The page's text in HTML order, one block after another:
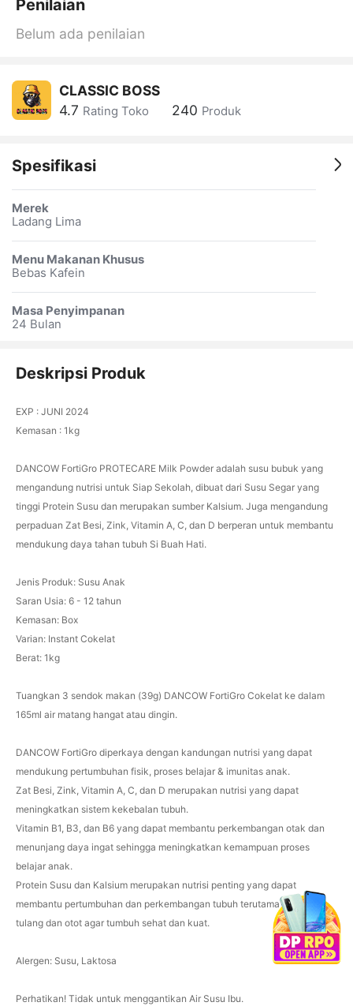
Penilaian
Belum ada penilaian
CLASSIC BOSS
4.7 Rating Toko 240 Produk
Spesifikasi
Merek
Ladang Lima
Menu Makanan Khusus
Bebas Kafein
Masa Penyimpanan
24 Bulan
Deskripsi Produk
EXP : JUNI 2024
Kemasan : 1kg
DANCOW FortiGro PROTECARE Milk Powder adalah susu bubuk yang
mengandung nutrisi untuk Siap Sekolah, dibuat dari Susu Segar yang
tinggi Protein Susu dan merupakan sumber Kalsium. Juga mengandung
perpaduan Zat Besi, Zink, Vitamin A, C, dan D berperan untuk membantu
mendukung daya tahan tubuh Si Buah Hati.
Jenis Produk: Susu Anak
Saran Usia: 6 - 12 tahun
Kemasan: Box
Varian: Instant Cokelat
Berat: 1kg
Tuangkan 3 sendok makan (39g) DANCOW FortiGro Cokelat ke dalam
165ml air matang hangat atau dingin.
DANCOW FortiGro diperkaya dengan kandungan nutrisi yang dapat
mendukung pertumbuhan fisik, proses belajar & imunitas anak.
Zat Besi, Zink, Vitamin A, C, dan D merupakan nutrisi yang dapat
meningkatkan sistem kekebalan tubuh.
Vitamin B1, B3, dan B6 yang dapat membantu perkembangan otak dan
menunjang daya ingat sehingga meningkatkan kemampuan proses
belajar anak.
Protein Susu dan Kalsium merupakan nutrisi penting yang dapat
membantu pertumbuhan dan perkembangan tubuh terutama sel-sel
tulang dan otot agar tumbuh sehat dan kuat.
Alergen: Susu, Laktosa
Perhatikan! Tidak untuk menggantikan Air Susu Ibu.